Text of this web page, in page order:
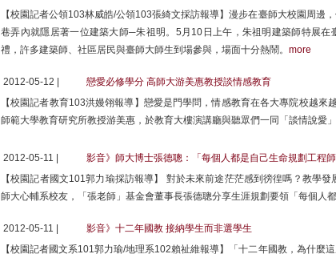
【校園記者公領103林威皓/公領103張綺文採訪報導】漫步在臺師大校園周邊
巷弄內就隱居著一位建築大師─朱祖明。5月10日上午，朱祖明建築師特展在
禮，許多建築師、社區居民與臺師大師生到場參與，場面十分熱鬧。 more
2012-05-12 |
戀愛必修學分 高師大游美惠教授談情感教育
【校園記者教育103洪嫚翎報導】戀愛是門學問，情感教育在各大專院校越來
師範大學教育研究所教授游美惠，於教育大樓演講廳與聽眾們一同「談情說愛
2012-05-11 |
影音》師大博士張德聰：「每個人都是自己生命規劃工程師
【校園記者國文101郭力瑜採訪報導】 對於未來前途茫茫感到徬徨嗎？教學發
師大心輔系校友，「張老師」基金會董事長張德聰分享生涯規劃要領「每個人
2012-05-11 |
影音》十二年國教 接納學生而非選學生
【校園記者國文系101郭力瑜/地理系102賴祉維報導】「十二年國教，為什麼